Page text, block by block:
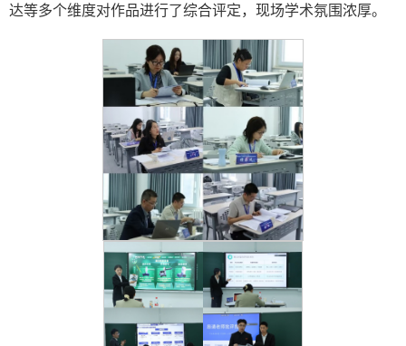
达等多个维度对作品进行了综合评定，现场学术氛围浓厚。